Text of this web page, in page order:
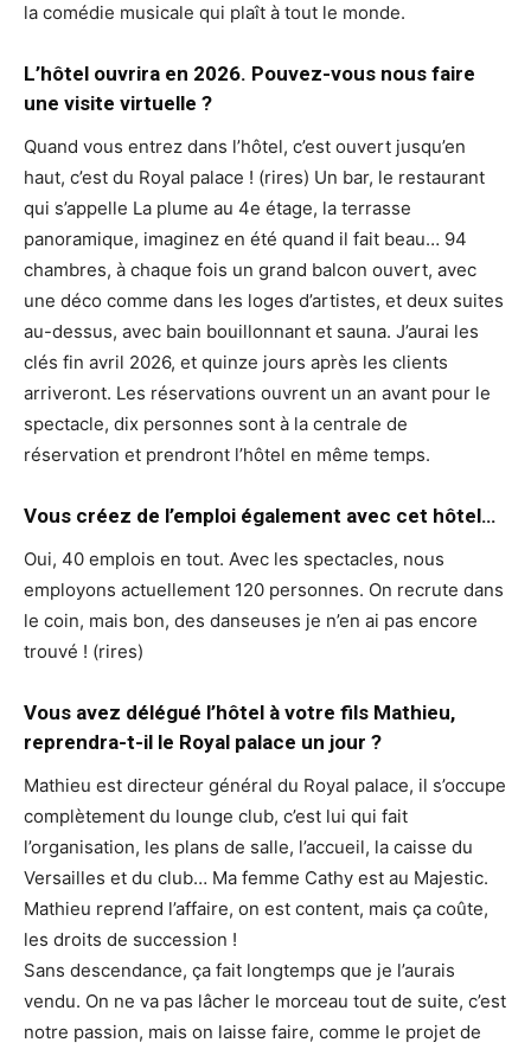
la comédie musicale qui plaît à tout le monde.
L’hôtel ouvrira en 2026. Pouvez-vous nous faire
une visite virtuelle ?
Quand vous entrez dans l’hôtel, c’est ouvert jusqu’en
haut, c’est du Royal palace ! (rires) Un bar, le restaurant
qui s’appelle La plume au 4e étage, la terrasse
panoramique, imaginez en été quand il fait beau… 94
chambres, à chaque fois un grand balcon ouvert, avec
une déco comme dans les loges d’artistes, et deux suites
au-dessus, avec bain bouillonnant et sauna. J’aurai les
clés fin avril 2026, et quinze jours après les clients
arriveront. Les réservations ouvrent un an avant pour le
spectacle, dix personnes sont à la centrale de
réservation et prendront l’hôtel en même temps.
Vous créez de l’emploi également avec cet hôtel…
Oui, 40 emplois en tout. Avec les spectacles, nous
employons actuellement 120 personnes. On recrute dans
le coin, mais bon, des danseuses je n’en ai pas encore
trouvé ! (rires)
Vous avez délégué l’hôtel à votre fils Mathieu,
reprendra-t-il le Royal palace un jour ?
Mathieu est directeur général du Royal palace, il s’occupe
complètement du lounge club, c’est lui qui fait
l’organisation, les plans de salle, l’accueil, la caisse du
Versailles et du club… Ma femme Cathy est au Majestic.
Mathieu reprend l’affaire, on est content, mais ça coûte,
les droits de succession !
Sans descendance, ça fait longtemps que je l’aurais
vendu. On ne va pas lâcher le morceau tout de suite, c’est
notre passion, mais on laisse faire, comme le projet de